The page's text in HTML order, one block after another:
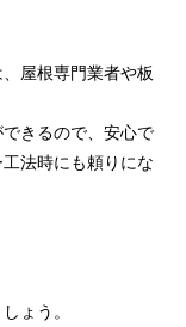
屋根専門業者や板
きるので、安心で
法時にも頼りにな
ょう。